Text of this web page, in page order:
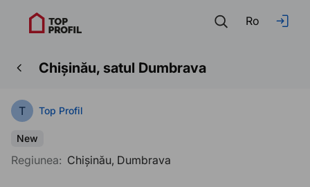
Ro
Chișinău, satul Dumbrava
T Top Profil
New
Regiunea: Chișinău, Dumbrava